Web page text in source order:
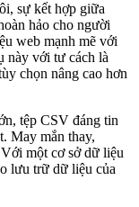
sự kết hợp giữa
hảo cho người
web mạnh mẽ với
này với tư cách là
chọn nâng cao hơn
tệp CSV đáng tin
May mắn thay,
một cơ sở dữ liệu
lưu trữ dữ liệu của